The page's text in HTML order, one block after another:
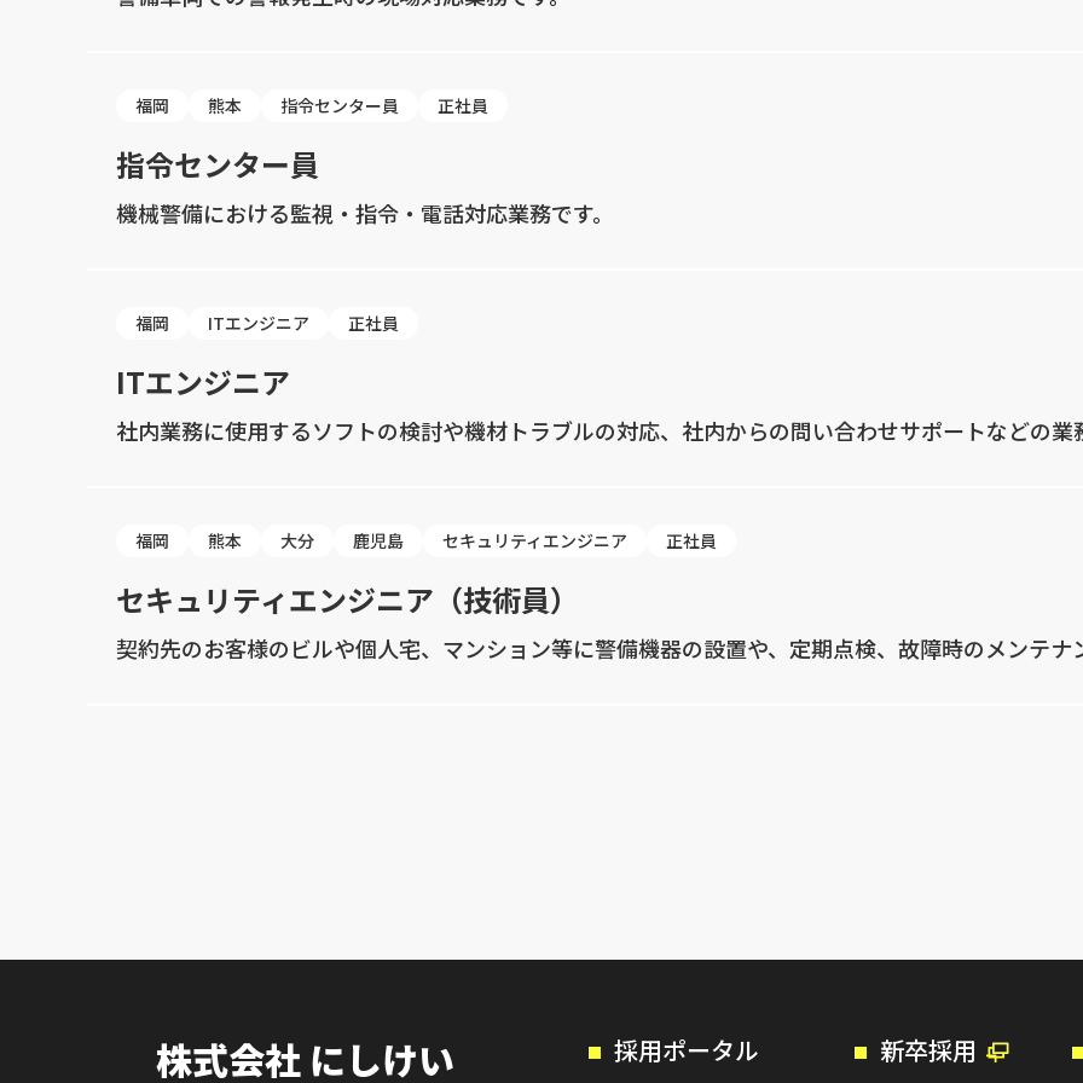
福岡 熊本 指令センター員 正社員
指令センター員
機械警備における監視・指令・電話対応業務です。
福岡 ITエンジニア 正社員
ITエンジニア
社内業務に使用するソフトの検討や機材トラブルの対応、社内からの問い合わせサポートなどの業
福岡 熊本 大分 鹿児島 セキュリティエンジニア 正社員
セキュリティエンジニア（技術員）
契約先のお客様のビルや個人宅、マンション等に警備機器の設置や、定期点検、故障時のメンテナ
株式会社 にしけい 採用ポータル
新卒採用